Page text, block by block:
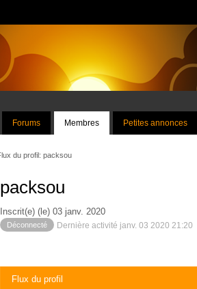
Forums Membres Petites annonces
du profil: packsou
packsou
Inscrit(e) (le) 03 janv. 2020
Déconnecté Dernière activité janv. 03 2020 21:20
Flux du profil